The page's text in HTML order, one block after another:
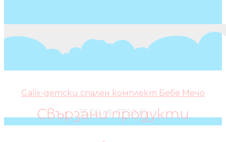
Свързани продукти
Galix-детски спален комплект Бебе Мечо
35,00 лв. (17.90 €)